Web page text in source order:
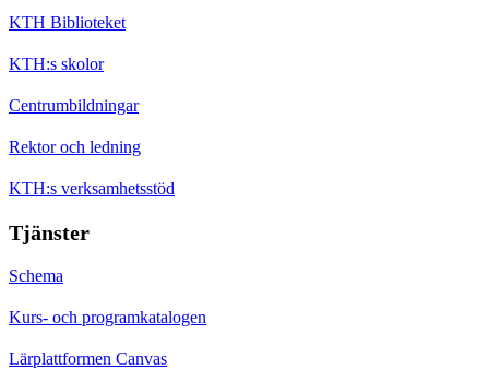
KTH Biblioteket
KTH:s skolor
Centrumbildningar
Rektor och ledning
KTH:s verksamhetsstöd
Tjänster
Schema
Kurs- och programkatalogen
Lärplattformen Canvas